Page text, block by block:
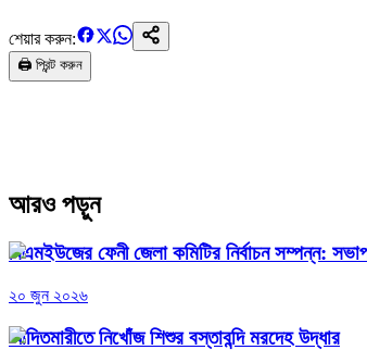
শেয়ার করুন:
🖨️ প্রিন্ট করুন
আরও পড়ুন
বিএমইউজের ফেনী জেলা কমিটির নির্বাচন সম্পন্ন:
২০ জুন ২০২৬
আদিতমারীতে নিখোঁজ শিশুর বস্তাবন্দি মরদেহ উদ্ধার